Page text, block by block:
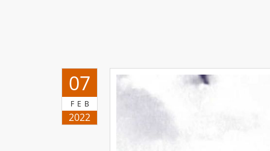
07
FEB
2022